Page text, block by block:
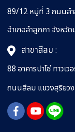
89/12 หมู่ที่ 3 ถนนล
อำเภอลำลูกกาจังหวั
สาขาสีลม :
88 อาคารปาโซ่ ทาวเ
ถนนสีลม แขวงสุริยว